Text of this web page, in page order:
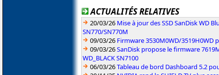
ACTUALITÉS RELATIVES
20/03/26 Mise à jour des SSD SanDisk WD
SN770/SN770M
09/03/26 Firmware 3530M0WD/3519H0WD
09/03/26SanDisk propose le firmware
WD_BLACK SN7100
06/03/26Tableau de bord Dashboard 5.2